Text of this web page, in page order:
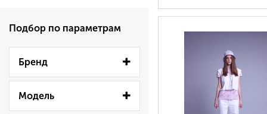
Подбор по параметрам
Бренд
Модель